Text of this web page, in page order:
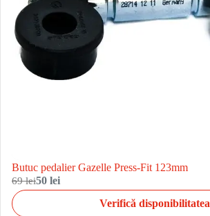
Butuc pedalier Gazelle Press-Fit 123mm
69 lei50 lei
Verifică disponibilitatea